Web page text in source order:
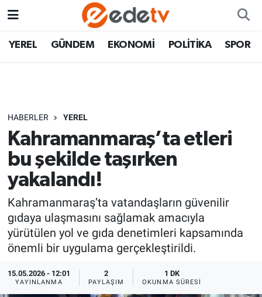
YEREL GÜNDEM EKONOMİ POLİTİKA SPOR
HABERLER YEREL
Kahramanmaraş’ta etleri
bu şekilde taşırken
yakalandı!
Kahramanmaraş’ta vatandaşların güvenilir
gıdaya ulaşmasını sağlamak amacıyla
yürütülen yol ve gıda denetimleri kapsamında
önemli bir uygulama gerçekleştirildi.
15.05.2026 - 12:01
YAYINLANMA
2
PAYLAŞIM
1 DK
OKUNMA SÜRESI